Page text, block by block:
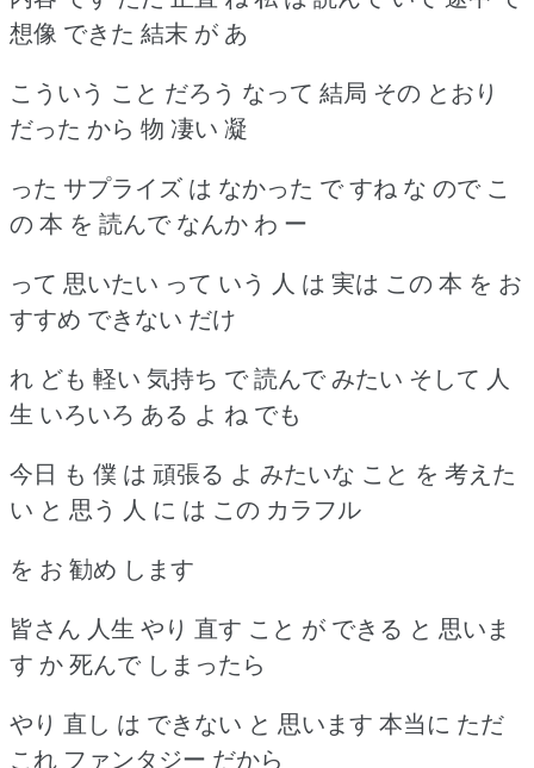
想像 できた 結末 が あ
こういう こと だろう なって 結局 その とおり
だった から 物 凄い 凝
った サプライズ は なかった で すね な ので こ
の 本 を 読んで なんか わ ー
って 思いたい って いう 人 は 実は この 本 を お
すすめ できない だけ
れ ども 軽い 気持ち で 読んで みたい そして 人
生 いろいろ ある よ ね でも
今日 も 僕 は 頑張る よ みたいな こと を 考えた
い と 思う 人 に は この カラフル
を お 勧め します
皆さん 人生 やり 直す こと が できる と 思いま
す か 死んで しまったら
やり 直し は できない と 思います 本当に ただ
これ ファンタジー だから